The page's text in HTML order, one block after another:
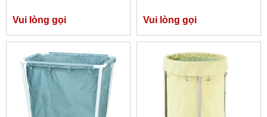
Vui lòng gọi Vui lòng gọi